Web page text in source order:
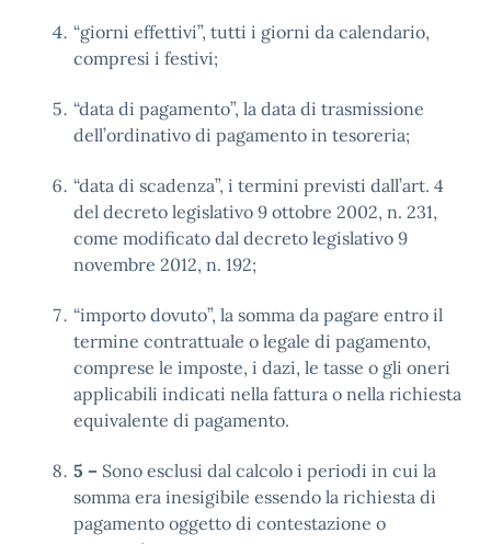
“giorni effettivi”, tutti i giorni da calendario,
compresi i festivi;
“data di pagamento”, la data di trasmissione
dell’ordinativo di pagamento in tesoreria;
“data di scadenza”, i termini previsti dall’art. 4
del decreto legislativo 9 ottobre 2002, n. 231,
come modificato dal decreto legislativo 9
novembre 2012, n. 192;
“importo dovuto”, la somma da pagare entro il
termine contrattuale o legale di pagamento,
comprese le imposte, i dazi, le tasse o gli oneri
applicabili indicati nella fattura o nella richiesta
equivalente di pagamento.
5 – Sono esclusi dal calcolo i periodi in cui la
somma era inesigibile essendo la richiesta di
pagamento oggetto di contestazione o